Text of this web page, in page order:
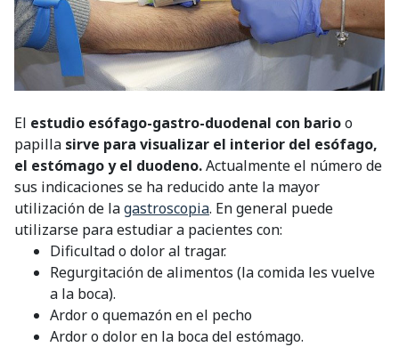
El estudio esófago-gastro-duodenal con barioo
papilla sirve para visualizar el interior del esófago,
el estómago y el duodeno.Actualmente el número de
sus indicaciones se ha reducido ante la mayor
utilización de lagastroscopia. En general puede
utilizarse para estudiar a pacientes con:
Dificultad o dolor al tragar.
Regurgitación de alimentos (la comida les vuelve
a la boca).
Ardor o quemazón en el pecho
Ardor o dolor en la boca del estómago.